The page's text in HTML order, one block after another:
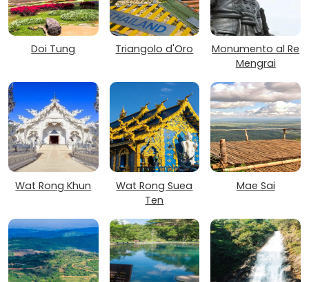
Doi Tung Triangolo d'Oro
Monumento al Re
Mengrai
Wat Rong Khun
Wat Rong Suea
Ten
Mae Sai